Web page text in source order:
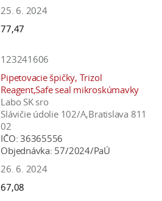
25. 6. 2024
77,47
123241606
Pipetovacie špičky, Trizol
Reagent,Safe seal mikroskúmavky
Labo SK sro
Slávičie údolie 102/A,Bratislava 811
02
IČO: 36365556
Objednávka: 57/2024/PaÚ
26. 6. 2024
67,08